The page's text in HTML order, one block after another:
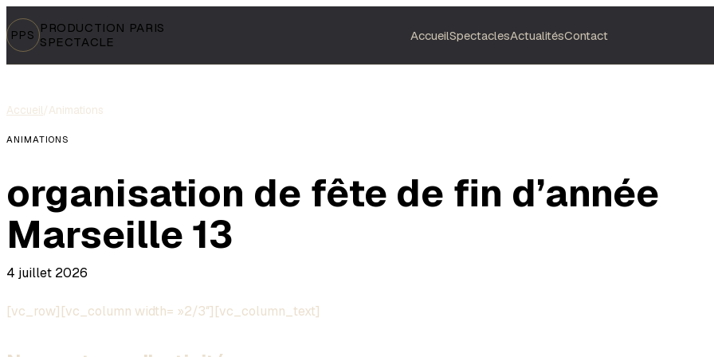
PPS PRODUCTION PARIS
SPECTACLE
AccueilSpectaclesActualitésContact
Accueil/Animations
ANIMATIONS
organisation de fête de fin d’année
Marseille 13
4 juillet 2026
[vc_row][vc_column width= »2/3″][vc_column_text]